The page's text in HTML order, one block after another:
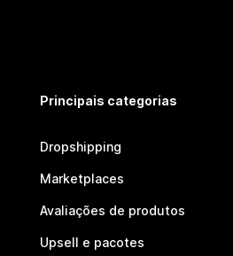
Principais categorias
Dropshipping
Marketplaces
Avaliações de produtos
Upsell e pacotes